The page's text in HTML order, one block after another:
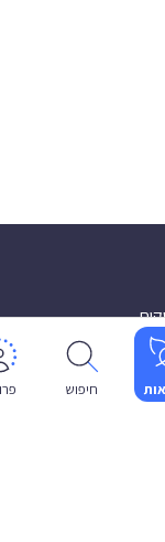
חיפוש פרופיל